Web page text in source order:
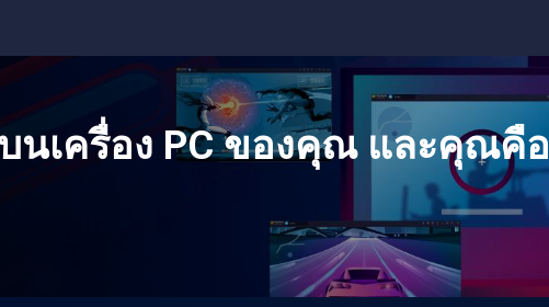
นเครื่อง PC ของคุณ และคุณคือ